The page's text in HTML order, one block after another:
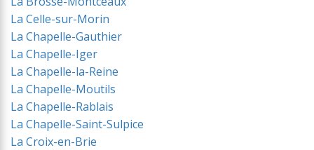
La Celle-sur-Morin
La Chapelle-Gauthier
La Chapelle-Iger
La Chapelle-la-Reine
La Chapelle-Moutils
La Chapelle-Rablais
La Chapelle-Saint-Sulpice
La Croix-en-Brie